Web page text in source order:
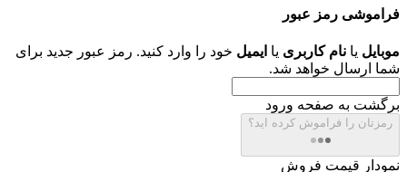
فراموشی رمز عبور
موبایل یا نام کاربری یا ایمیل خود را وارد کنید. رمز عبور جدید برای
شما ارسال خواهد شد.
برگشت به صفحه ورود
رمزتان را فراموش کرده اید؟
نمودار قیمت فروش